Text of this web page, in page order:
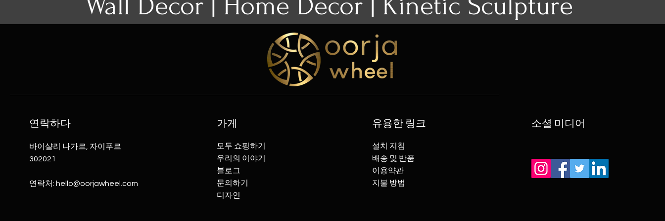
연락하다
바이샬리 나가르, 자이푸르
302021
연락처: hello@oorjawheel.com
가게
모두 쇼핑하기
우리의 이야기
블로그
문의하기
디자인
유용한 링크
설치 지침
배송 및 반품
이용약관
지불 방법
소셜 미디어